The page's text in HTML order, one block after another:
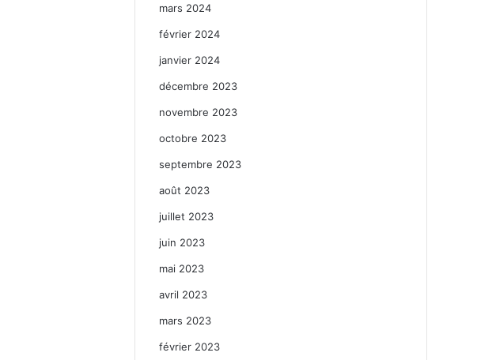
mars 2024
février 2024
janvier 2024
décembre 2023
novembre 2023
octobre 2023
septembre 2023
août 2023
juillet 2023
juin 2023
mai 2023
avril 2023
mars 2023
février 2023